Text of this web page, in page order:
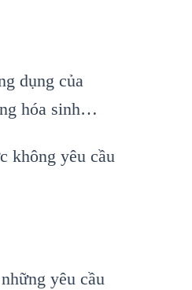
dụng của
hóa sinh…
không yêu cầu
yêu cầu